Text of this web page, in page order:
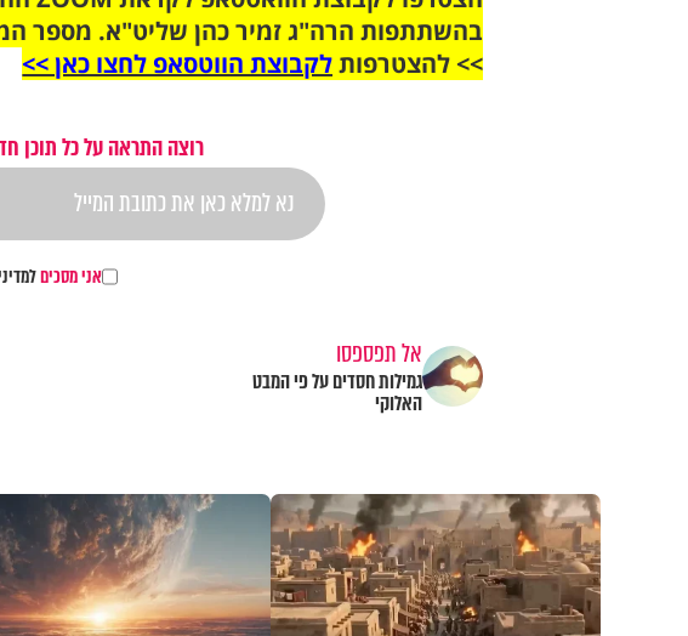
בהשתתפות הרה"ג זמיר כהן שליט"א. מספר
>> להצטרפותלקבוצת הווטסאפ לחצו כאן >>
רוצה התראה על כל תוכן
אני מסכים
אל תפספסו
גמילות חסדים על פי המבט
האלוקי